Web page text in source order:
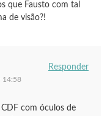
que Fausto com tal
de visão?!
14:58
Responder
CDF com óculos de